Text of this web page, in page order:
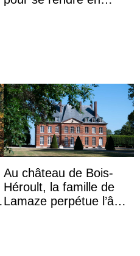
Au château de Bois-
Héroult, la famille de
Lamaze perpétue l’âme